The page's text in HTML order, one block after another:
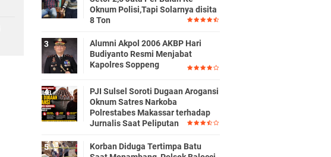
Oknum Polisi,Tapi Solarnya disita
8 Ton
Alumni Akpol 2006 AKBP Hari
Budiyanto Resmi Menjabat
Kapolres Soppeng
PJI Sulsel Soroti Dugaan Arogansi
Oknum Satres Narkoba
Polrestabes Makassar terhadap
Jurnalis Saat Peliputan
Korban Diduga Tertimpa Batu